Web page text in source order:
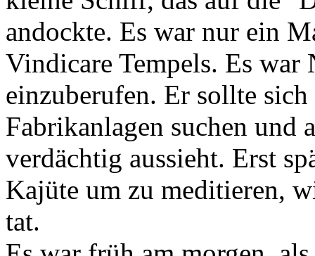
andockte. Es war nur ein
Vindicare Tempels. Es war
einzuberufen. Er sollte sich
Fabrikanlagen suchen und
verdächtig aussieht. Erst
Kajüte um zu meditieren,
tat.